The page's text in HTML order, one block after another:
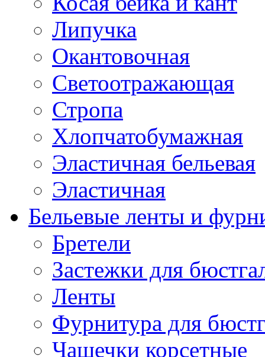
Липучка
Окантовочная
Светоотражающая
Стропа
Хлопчатобумажная
Эластичная бельевая
Эластичная
Бельевые ленты и
Бретели
Застежки для
Ленты
Фурнитура для
Чашечки корсетные